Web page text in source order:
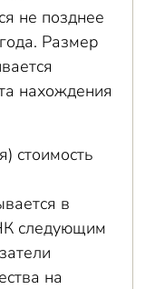
не позднее
Размер
нахождения
стоимость
в
следующим
на